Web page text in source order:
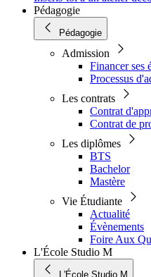
Pédagogie
Pédagogie
Admission
Financer ses
Processus
Les contrats
Contrat
Contrat de
Les diplômes
BTS
Bachelor
Mastère
Vie Étudiante
Actualité
Évènements
Foire Aux
L'École Studio M
L'École Studio M